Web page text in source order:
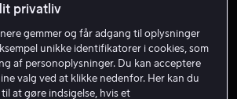
privatliv
gemmer og får adgang til oplysninger
unikke identifikatorer i cookies, som
af personoplysninger. Du kan acceptere
valg ved at klikke nedenfor. Her kan du
at gøre indsigelse, hvis et